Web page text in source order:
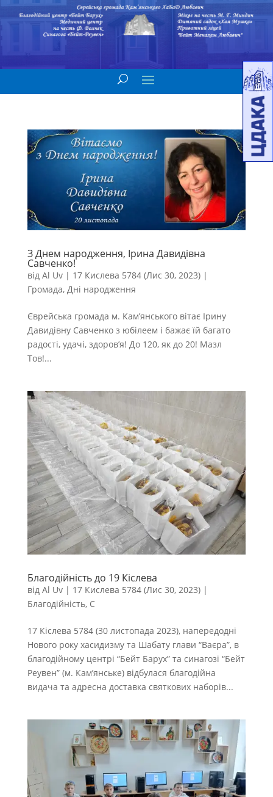
З Днем народження, Ірина Давидівна
Савченко!
від Al Uv| 17 Кислева 5784 (Лис 30, 2023)|
Громада, Дні народження
Єврейська громада м. Кам’янського вітає Ірину
Давидівну Савченко з юбілеем і бажає їй багато
радості, удачі, здоров’я! До 120, як до 20! Мазл
Тов!...
Благодійність до 19 Кіслева
від Al Uv| 17 Кислева 5784 (Лис 30, 2023)|
Благодійність, С
17 Кіслева 5784 (30 листопада 2023), напередодні
Нового року хасидизму та Шабату глави “Ваєра”, в
благодійному центрі “Бейт Барух” та синагозі “Бейт
Реувен” (м. Кам’янське) відбулася благодійна
видача та адресна доставка святкових наборів...